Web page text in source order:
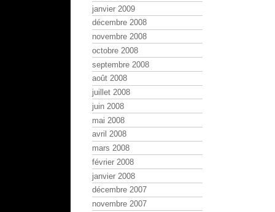
janvier 2009
décembre 2008
novembre 2008
octobre 2008
septembre 2008
août 2008
juillet 2008
juin 2008
mai 2008
avril 2008
mars 2008
février 2008
janvier 2008
décembre 2007
novembre 2007